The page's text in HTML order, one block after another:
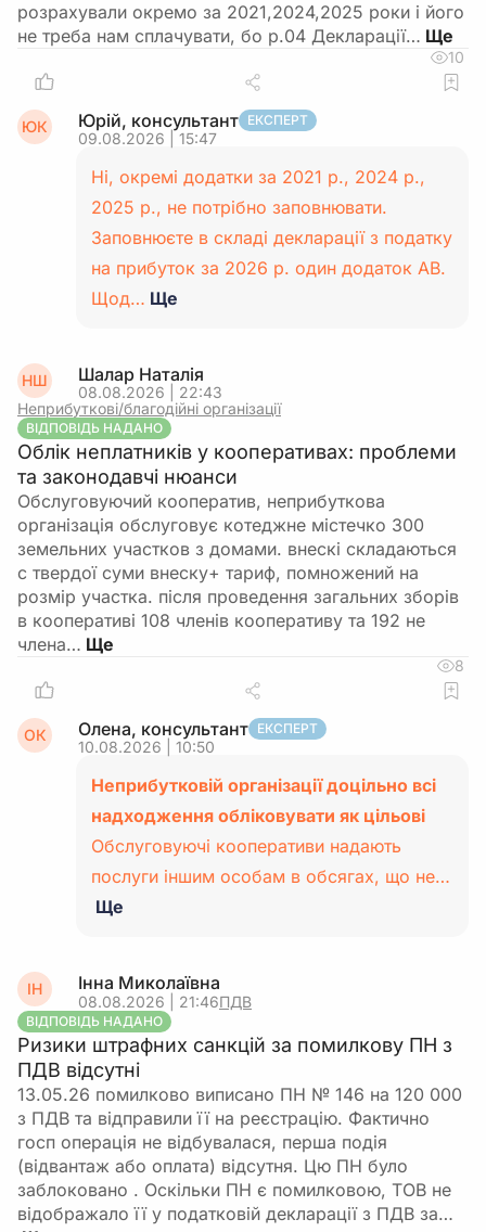
розрахували окремо за 2021,2024,2025 роки і його
не треба нам сплачувати, бо р.04 Декларації…
10
ЮК Юрій, консультант ЕКСПЕРТ
09.08.2026 | 15:47
Ні, окремі додатки за 2021 р., 2024 р.,
2025 р., не потрібно заповнювати.
Заповнюєте в складі декларації з податку
на прибуток за 2026 р. один додаток АВ.
Щод… Ще
НШ Шалар Наталія
08.08.2026 | 22:43
Неприбуткові/благодійні організації
ВІДПОВІДЬ НАДАНО
Облік неплатників у кооперативах: проблеми
та законодавчі нюанси
Обслуговуючий кооператив, неприбуткова
організація обслуговує котеджне містечко 300
земельних участков з домами. внескі складаються
с твердої суми внеску+ тариф, помножений на
розмір участка. після проведення загальних зборів
в кооперативі 108 членів кооперативу та 192 не
члена…
8
ОК Олена, консультант ЕКСПЕРТ
10.08.2026 | 10:50
Неприбутковій організації доцільно всі
надходження обліковувати як цільові
Обслуговуючі кооперативи надають
послуги іншим особам в обсягах, що не…
Ще
ІН Інна Миколаївна
08.08.2026 | 21:46ПДВ
ВІДПОВІДЬ НАДАНО
Ризики штрафних санкцій за помилкову ПН з
ПДВ відсутні
13.05.26 помилково виписано ПН № 146 на 120 000
з ПДВ та відправили її на реєстрацію. Фактично
госп операція не відбувалася, перша подія
(відвантаж або оплата) відсутня. Цю ПН було
заблоковано . Оскільки ПН є помилковою, ТОВ не
відображало її у податковій декларації з ПДВ за…